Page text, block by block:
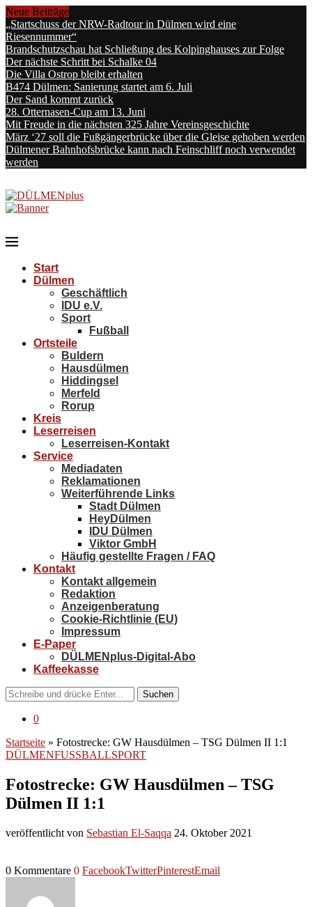
Neue Beiträge
„Startschuss der NRW-Radtour in Dülmen wird eine
Riesennummer“
Brandschutzschau hat Schließung des Kolpinghauses zur Folge
Der nächste Schritt bei Schalke 04
Die Villa Ostrop bleibt erhalten
B474 Dülmen: Sanierung startet am 6. Juli
Der Sand kommt zurück
28. Otternasen-Cup am 13. Juni
Mit Freude in die nächsten 325 Jahre Vereinsgeschichte
März ‘27 soll die Fußgängerbrücke über die Gleise gehoben werden
Dülmener Bahnhofsbrücke kann nach Feinschliff noch verwendet
werden
Start
Dülmen
Geschäftlich
IDU e.V.
Sport
Fußball
Ortsteile
Buldern
Hausdülmen
Hiddingsel
Merfeld
Rorup
Kreis
Leserreisen
Leserreisen-Kontakt
Service
Mediadaten
Reklamationen
Weiterführende Links
Stadt Dülmen
HeyDülmen
IDU Dülmen
Viktor GmbH
Häufig gestellte Fragen / FAQ
Kontakt
Kontakt allgemein
Redaktion
Anzeigenberatung
Cookie-Richtlinie (EU)
Impressum
E-Paper
DÜLMENplus-Digital-Abo
Kaffeekasse
Suchen
0
Startseite » Fotostrecke: GW Hausdülmen – TSG Dülmen II 1:1
DÜLMENFUSSBALL SPORT
Fotostrecke: GW Hausdülmen – TSG
Dülmen II 1:1
veröffentlicht von Sebastian El-Saqqa 24. Oktober 2021
0 Kommentare 0 FacebookTwitterPinterestEmail